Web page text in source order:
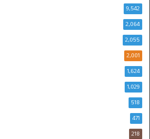
9,542
2,064
2,055
2,001
1,624
1,029
518
471
218